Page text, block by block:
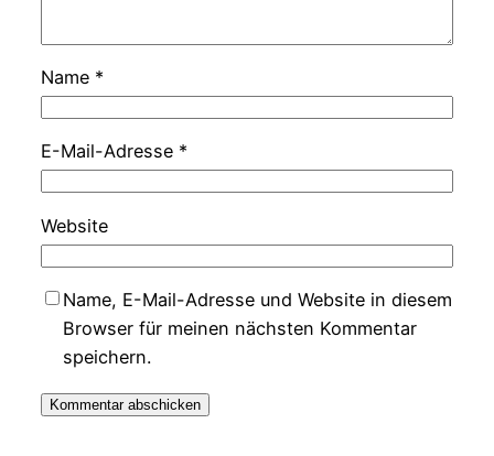
Name *
E-Mail-Adresse *
Website
Name, E-Mail-Adresse und Website in diesem
Browser für meinen nächsten Kommentar
speichern.